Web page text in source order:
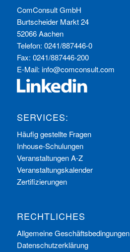
ComConsult GmbH
Burtscheider Markt 24
52066 Aachen
Telefon: 0241/887446-0
Fax: 0241/887446-200
E-Mail: info@comconsult.com
SERVICES:
Häufig gestellte Fragen
Inhouse-Schulungen
Veranstaltungen A-Z
Veranstaltungskalender
Zertifizierungen
RECHTLICHES
Allgemeine Geschäftsbedingungen
Datenschutzerklärung